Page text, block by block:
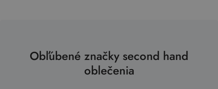
Obľúbené značky second hand
oblečenia